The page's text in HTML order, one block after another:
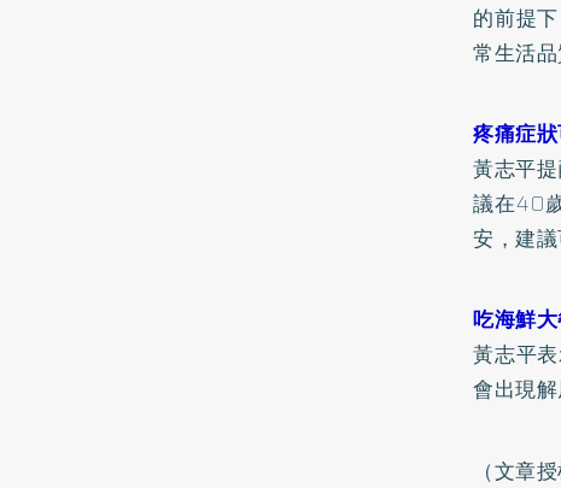
的前提
常生活品
疼痛症
黃志平
議在40
安，建
吃海鮮
黃志平
會出現
（文章